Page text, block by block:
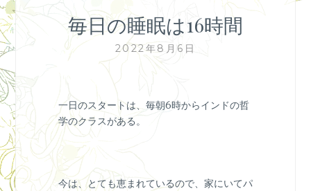
毎日の睡眠は16時間
2022年8月6日
一日のスタートは、毎朝6時からインドの哲
学のクラスがある。
今は、とても恵まれているので、家にいてパ